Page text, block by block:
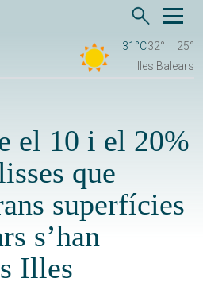
31°C32°
25°
Illes Balears
el 10 i el 20%
que
superfícies
s’han
Illes